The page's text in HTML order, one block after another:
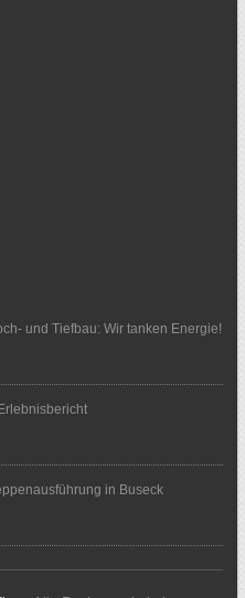
und Tiefbau: Wir tanken Energie!
in Buseck